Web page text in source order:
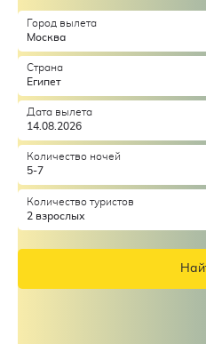
Город вылета
Москва
Страна
Египет
Дата вылета
14.08.2026
Количество ночей
5-7
Количество туристов
2 взрослых